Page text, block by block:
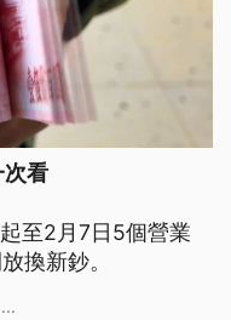
次看
至2月7日5個營業
換新鈔。
...